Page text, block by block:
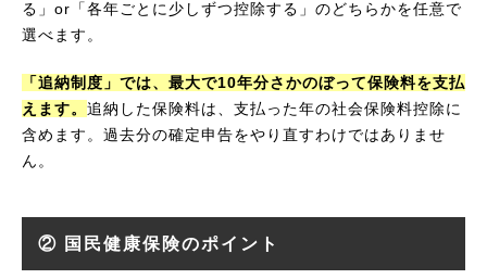
る」or「各年ごとに少しずつ控除する」のどちらかを任意で
選べます。
「追納制度」では、最大で10年分さかのぼって保険料を支払
えます。 追納した保険料は、支払った年の社会保険料控除に
含めます。過去分の確定申告をやり直すわけではありませ
ん。
② 国民健康保険のポイント